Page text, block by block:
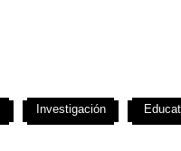
Investigación